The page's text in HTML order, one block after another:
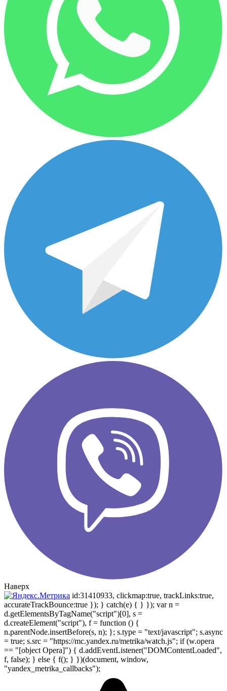
Наверх
id:31410933, clickmap:true, trackLinks:true,
accurateTrackBounce:true }); } catch(e) { } }); var n =
d.getElementsByTagName("script")[0], s =
d.createElement("script"), f = function () {
n.parentNode.insertBefore(s, n); }; s.type = "text/javascript"; s.async
= true; s.src = "https://mc.yandex.ru/metrika/watch.js"; if (w.opera
== "[object Opera]") { d.addEventListener("DOMContentLoaded",
f, false); } else { f(); } })(document, window,
"yandex_metrika_callbacks");